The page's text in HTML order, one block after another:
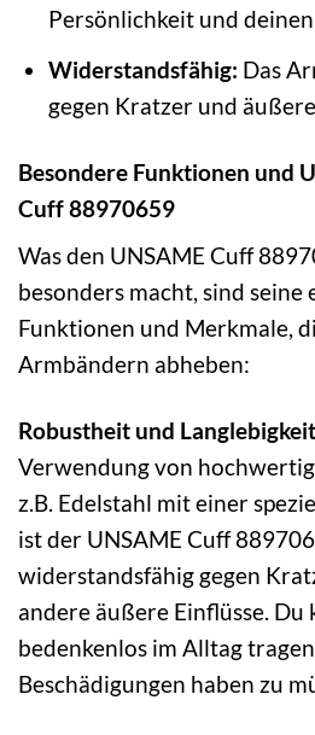
Persönlichkeit und
Widerstandsfähig: Das
gegen Kratzer und
Besondere Funktionen und
Cuff 88970659
Was den UNSAME Cuff
besonders macht, sind seine
Funktionen und Merkmale,
Armbändern abheben:
Robustheit und
Verwendung von
z.B. Edelstahl mit einer
ist der UNSAME Cuff
widerstandsfähig gegen
andere äußere Einflüsse. Du
bedenkenlos im Alltag
Beschädigungen haben zu